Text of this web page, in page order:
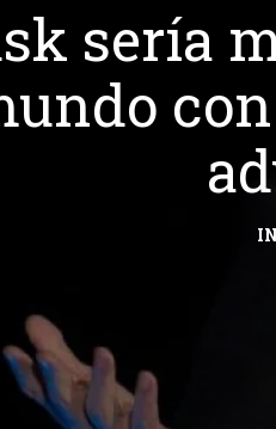
sería